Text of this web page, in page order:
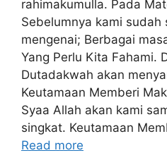
rahimakumulla. Pada
Sebelumnya kami sudah
mengenai; Berbagai
Yang Perlu Kita Fahami.
Dutadakwah akan
Keutamaan Memberi
Syaa Allah akan kami
singkat. Keutamaan
Read more